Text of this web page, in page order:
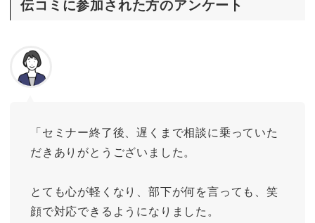
伝コミに参加された方のアンケート
「セミナー終了後、遅くまで相談に乗っていた
だきありがとうございました。
とても心が軽くなり、部下が何を言っても、笑
顔で対応できるようになりました。